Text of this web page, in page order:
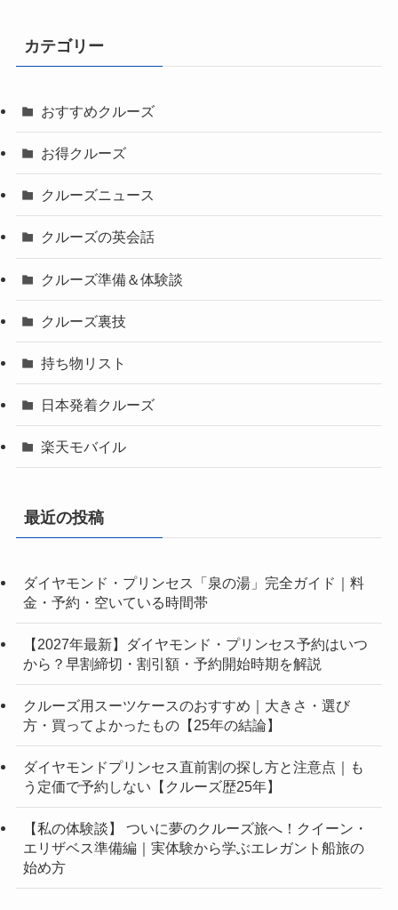
カテゴリー
おすすめクルーズ
お得クルーズ
クルーズニュース
クルーズの英会話
クルーズ準備＆体験談
クルーズ裏技
持ち物リスト
日本発着クルーズ
楽天モバイル
最近の投稿
ダイヤモンド・プリンセス「泉の湯」完全ガイド｜料
金・予約・空いている時間帯
【2027年最新】ダイヤモンド・プリンセス予約はいつ
から？早割締切・割引額・予約開始時期を解説
クルーズ用スーツケースのおすすめ｜大きさ・選び
方・買ってよかったもの【25年の結論】
ダイヤモンドプリンセス直前割の探し方と注意点｜も
う定価で予約しない【クルーズ歴25年】
【私の体験談】 ついに夢のクルーズ旅へ！クイーン・
エリザベス準備編｜実体験から学ぶエレガント船旅の
始め方